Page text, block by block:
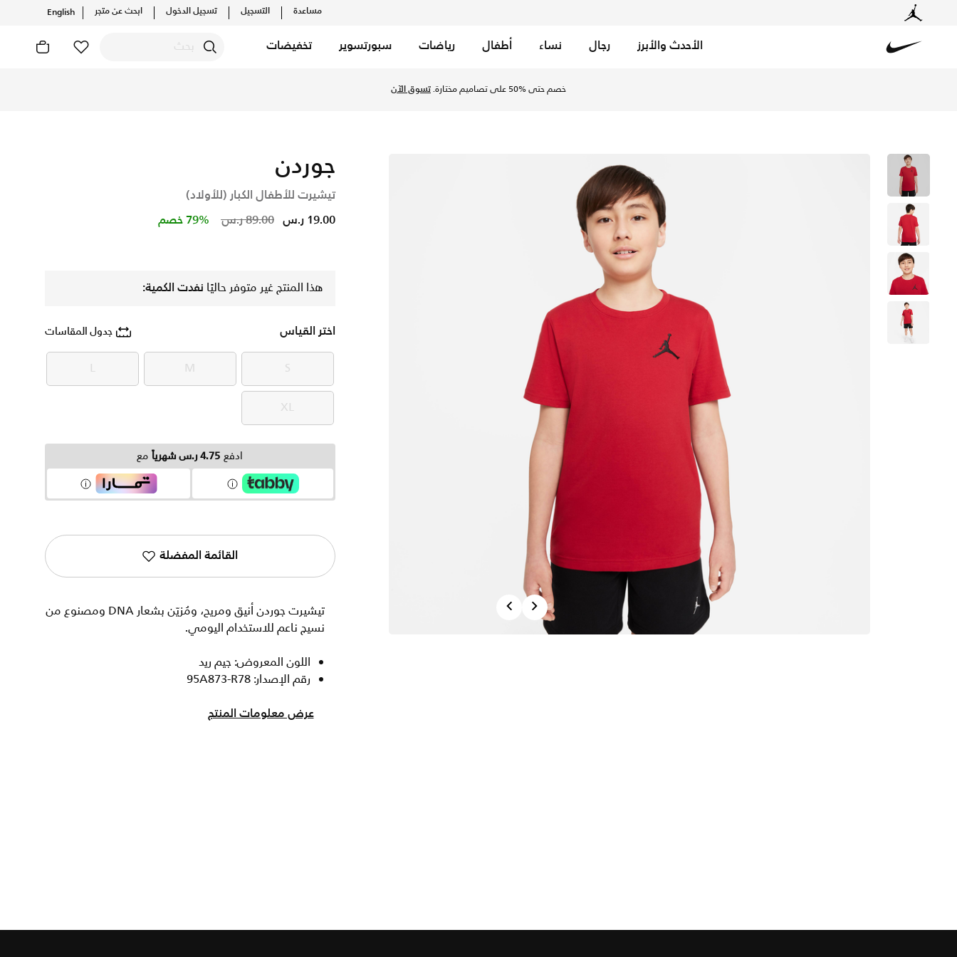
مساعدة التسجيل تسجيل الدخول ابحث عن متجر English
الأحدث والأبرز رجال نساء أطفال رياضات سبورتسوير تخفيضات
خصم حتى %50 على تصاميم مختارة. تسوق الآن
Next
جوردن
تيشيرت للأطفال الكبار (للأولاد)
Price reduced from
89.00 ر.س to 19.00 ر.س 79% خصم
هذا المنتج غير متوفر حاليًا نفدت الكمية:
اختر القياس جدول المقاسات
S
S
M
M
L
L
XL
XL
ادفع 4.75 ر.س شهرياً مع
القائمة المفضلة
تيشيرت جوردن أنيق ومريح، ومُزيّن بشعار DNA ومصنوع من
نسيج ناعم للاستخدام اليومي.
اللون المعروض: جيم ريد
رقم الإصدار: 95A873-R78
عرض معلومات المنتج